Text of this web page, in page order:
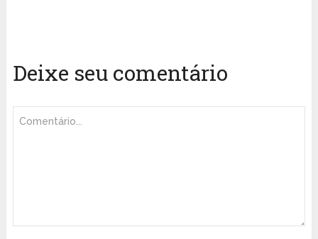
Deixe seu comentário